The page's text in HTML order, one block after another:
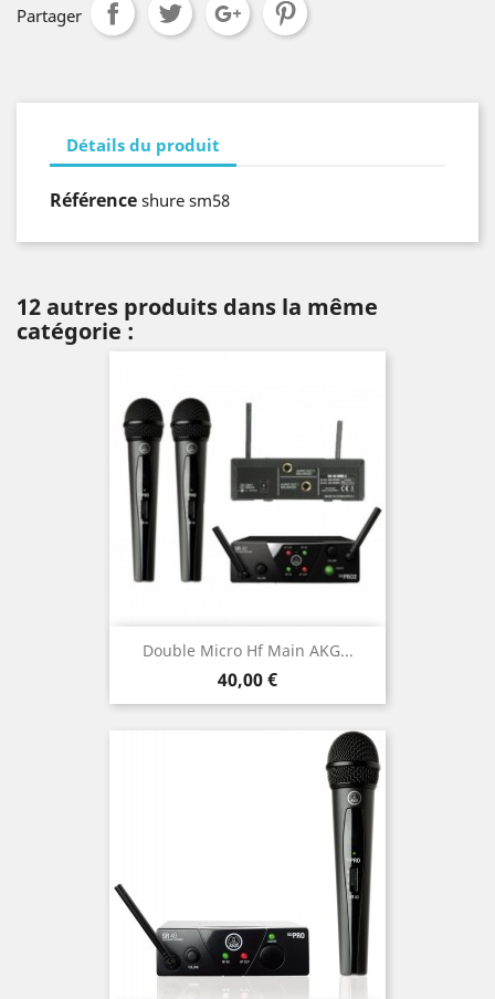
Partager
Détails du produit
Référence shure sm58
12 autres produits dans la même
catégorie :
Double Micro Hf Main AKG...
Prix
40,00 €